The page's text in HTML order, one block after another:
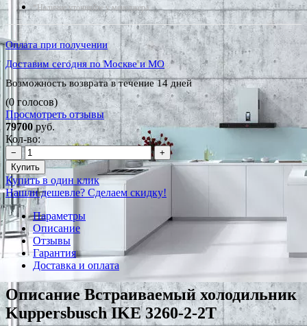
*Наличие уточняйте у менеджера
Оплата при получении
Доставим сегодня по Москве и МО
Возможность возврата в течение 14 дней
(0 голосов)
Просмотреть отзывы
79700руб.
Кол-во:
−
+
Купить
Купить в один клик
Нашли дешевле? Сделаем скидку!
Параметры
Описание
Отзывы
Гарантия
Доставка и оплата
Описание Встраиваемый холодильник
Kuppersbusch IKE 3260-2-2T